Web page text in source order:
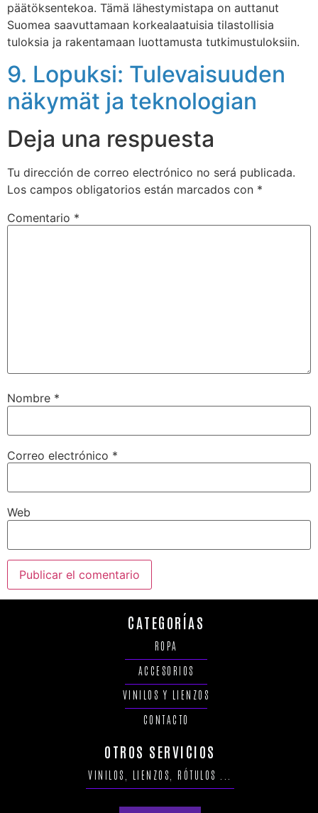
päätöksentekoa. Tämä lähestymistapa on auttanut
Suomea saavuttamaan korkealaatuisia tilastollisia
tuloksia ja rakentamaan luottamusta tutkimustuloksiin.
9. Lopuksi: Tulevaisuuden
näkymät ja teknologian
Deja una respuesta
Tu dirección de correo electrónico no será publicada.
Los campos obligatorios están marcados con *
Comentario *
Nombre *
Correo electrónico *
Web
CATEGORÍAS
ROPA
ACCESORIOS
VINILOS Y LIENZOS
CONTACTO
OTROS SERVICIOS
VINILOS, LIENZOS, RÓTULOS ...